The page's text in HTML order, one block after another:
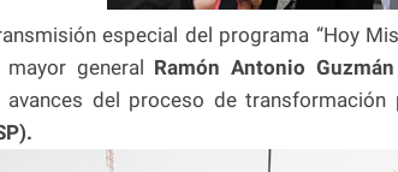
especial del programa “Hoy
mayor general Ramón Antonio
del proceso de